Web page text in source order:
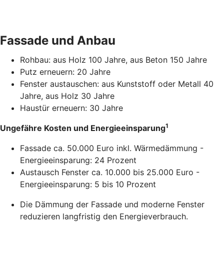
Fassade und Anbau
Rohbau: aus Holz 100 Jahre, aus Beton 150 Jahre
Putz erneuern: 20 Jahre
Fenster austauschen: aus Kunststoff oder Metall 40
Jahre, aus Holz 30 Jahre
Haustür erneuern: 30 Jahre
Ungefähre Kosten und Energieeinsparung1
Fassade ca. 50.000 Euro inkl. Wärmedämmung -
Energieeinsparung: 24 Prozent
Austausch Fenster ca. 10.000 bis 25.000 Euro -
Energieeinsparung: 5 bis 10 Prozent
Die Dämmung der Fassade und moderne Fenster
reduzieren langfristig den Energieverbrauch.